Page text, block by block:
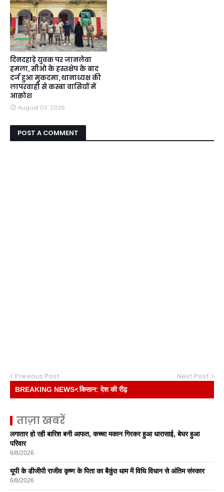
दिनदहाड़े युवक पर जानलेवा
हमला, सीओ के हस्तक्षेप के बाद
दर्ज हुआ मुकदमा, थानाध्यक्ष की
लापरवाही से कस्बा वासियों में
आक्रोश
August 03, 2026
POST A COMMENT
Previous Post Next Post
BREAKING NEWS :• किसान: देश की रीढ़
ताज़ा खबरें
लगातार हो रही बारिश बनी आफत, कच्चा मकान गिरकर हुआ धारासाई, बेघर हुआ
परिवार
6/8/2026
यूपी के डीजीपी राजीव कृष्ण के पिता का बैकुंठ धाम में विधि विधान से अंतिम संस्कार
6/8/2026